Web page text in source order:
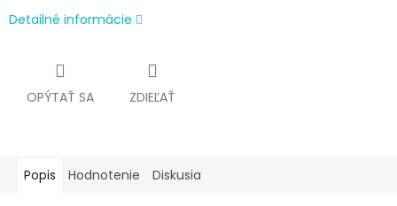
Detailné informácie
OPÝTAŤ SA ZDIEĽAŤ
Popis Hodnotenie Diskusia